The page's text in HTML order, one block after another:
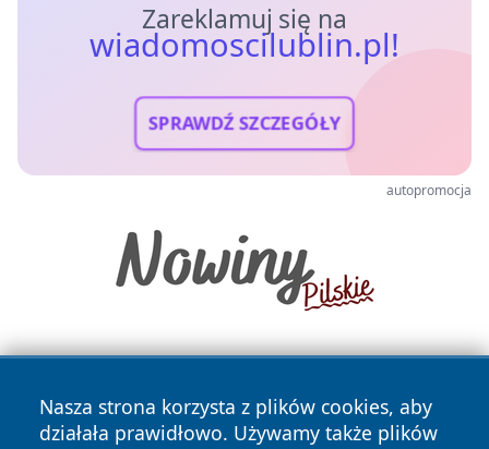
Zareklamuj się na
wiadomoscilublin.pl!
SPRAWDŹ SZCZEGÓŁY
autopromocja
Nasza strona korzysta z plików cookies, aby
działała prawidłowo. Używamy także plików